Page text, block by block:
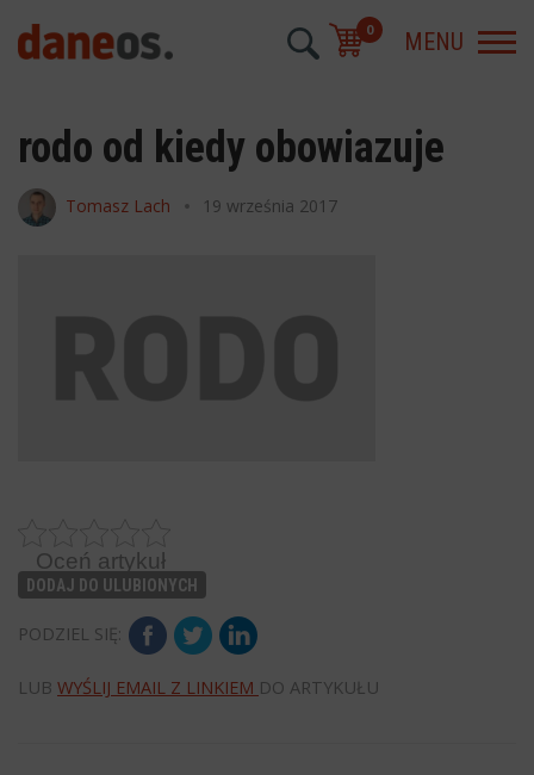
MENU
0
rodo od kiedy obowiazuje
Tomasz Lach 19 września 2017
Oceń artykuł
DODAJ DO ULUBIONYCH
PODZIEL SIĘ:
LUB WYŚLIJ EMAIL Z LINKIEM DO ARTYKUŁU